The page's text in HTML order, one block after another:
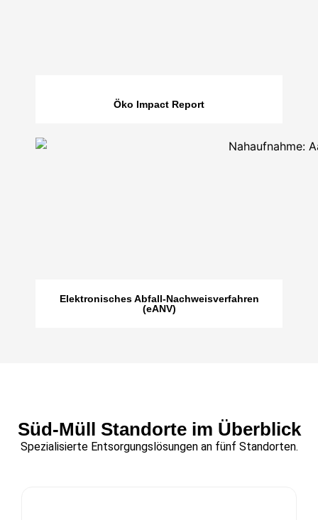
Öko Impact Report
Elektronisches Abfall-Nachweisverfahren
(eANV)
Süd-Müll Standorte im Überblick​
Spezialisierte Entsorgungslösungen an fünf Standorten.